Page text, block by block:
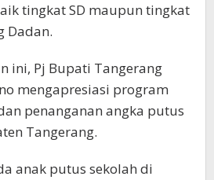
tingkat SD maupun tingkat
Dadan.
ini, Pj Bupati Tangerang
mengapresiasi program
penanganan angka putus
Tangerang.
anak putus sekolah di